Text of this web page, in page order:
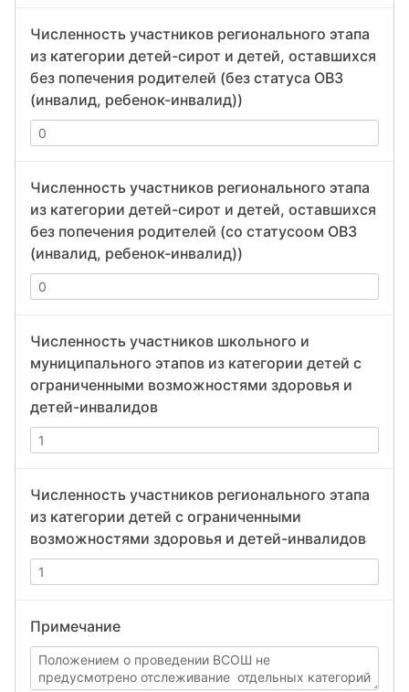
Численность участников регионального этапа
из категории детей-сирот и детей, оставшихся
без попечения родителей (без статуса ОВЗ
(инвалид, ребенок-инвалид))
Численность участников регионального этапа
из категории детей-сирот и детей, оставшихся
без попечения родителей (со статусоом ОВЗ
(инвалид, ребенок-инвалид))
Численность участников школьного и
муниципального этапов из категории детей с
ограниченными возможностями здоровья и
детей-инвалидов
Численность участников регионального этапа
из категории детей с ограниченными
возможностями здоровья и детей-инвалидов
Примечание